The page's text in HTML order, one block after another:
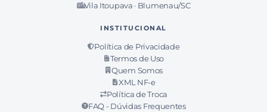
Vila Itoupava · Blumenau/SC
INSTITUCIONAL
Política de Privacidade
Termos de Uso
Quem Somos
XML NF-e
Política de Troca
FAQ - Dúvidas Frequentes